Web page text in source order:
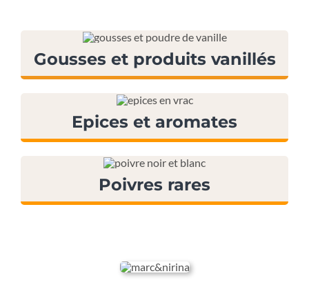
Gousses et produits vanillés
Epices et aromates
Poivres rares